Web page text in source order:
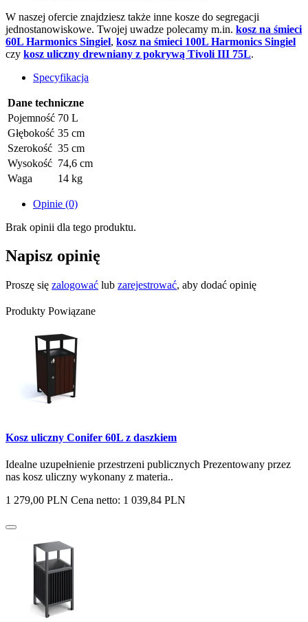
W naszej ofercie znajdziesz także inne kosze do segregacji
jednostanowiskowe. Twojej uwadze polecamy m.in. kosz na śmieci
60L Harmonics Singiel, kosz na śmieci 100L Harmonics Singiel
czy kosz uliczny drewniany z pokrywą Tivoli III 75L.
Specyfikacja
Dane techniczne
Pojemność 70 L
Głębokość 35 cm
Szerokość 35 cm
Wysokość 74,6 cm
Waga
14 kg
Opinie (0)
Brak opinii dla tego produktu.
Napisz opinię
Proszę się zalogować lub zarejestrować, aby dodać opinię
Produkty Powiązane
Kosz uliczny Conifer 60L z daszkiem
Idealne uzupełnienie przestrzeni publicznych Prezentowany przez
nas kosz uliczny wykonany z materia..
1 279,00 PLN Cena netto: 1 039,84 PLN